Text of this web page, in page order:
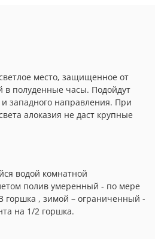
место, защищенное от
в полуденные часы. Подойдут
западного направления. При
алоказия не даст крупные
водой комнатной
полив умеренный - по мере
горшка , зимой – ограниченный -
на 1/2 горшка.